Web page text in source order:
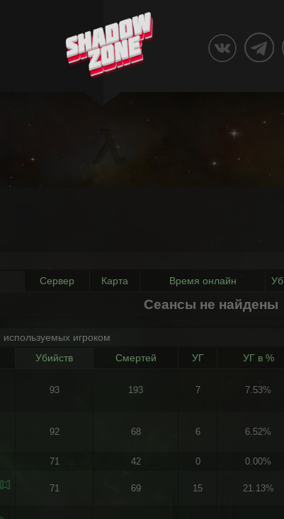
Сервер Карта Время онлайн Уб
Сеансы не найдены
игроком
Убийств Смертей УГ УГ в %
93 193 7 7.53%
92 68 6 6.52%
71 42 0 0.00%
71 69 15 21.13%